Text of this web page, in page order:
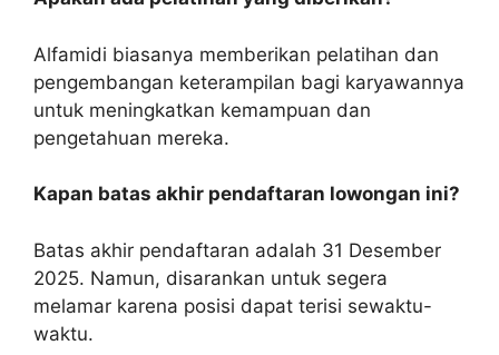
Alfamidi biasanya memberikan pelatihan dan
pengembangan keterampilan bagi karyawannya
untuk meningkatkan kemampuan dan
pengetahuan mereka.
Kapan batas akhir pendaftaran lowongan ini?
Batas akhir pendaftaran adalah 31 Desember
2025. Namun, disarankan untuk segera
melamar karena posisi dapat terisi sewaktu-
waktu.